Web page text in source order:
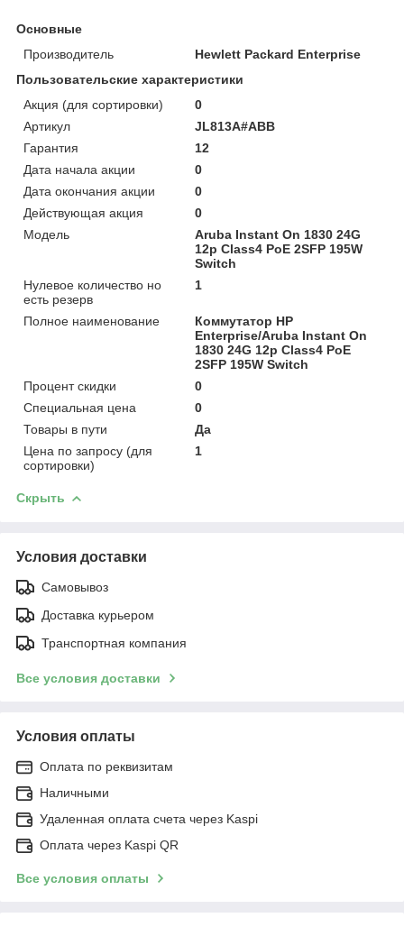
Основные
Производитель
Hewlett Packard Enterprise
Пользовательские характеристики
Акция (для сортировки)
0
Артикул
JL813A#ABB
Гарантия
12
Дата начала акции
0
Дата окончания акции
0
Действующая акция
0
Модель
Aruba Instant On 1830 24G
12p Class4 PoE 2SFP 195W
Switch
Нулевое количество но
есть резерв
1
Полное наименование
Коммутатор HP
Enterprise/Aruba Instant On
1830 24G 12p Class4 PoE
2SFP 195W Switch
Процент скидки
0
Специальная цена
0
Товары в пути
Да
Цена по запросу (для
сортировки)
1
Скрыть
Условия доставки
Самовывоз
Доставка курьером
Транспортная компания
Все условия доставки
Условия оплаты
Оплата по реквизитам
Наличными
Удаленная оплата счета через Kaspi
Оплата через Kaspi QR
Все условия оплаты